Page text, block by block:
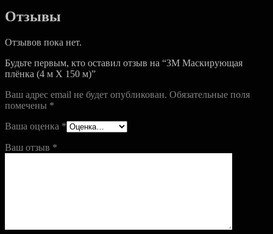
Отзывы
Отзывов пока нет.
Будьте первым, кто оставил отзыв на “3M Маскирующая
плёнка (4 м Х 150 м)”
Ваш адрес email не будет опубликован. Обязательные поля
помечены *
Ваша оценка *
Ваш отзыв *